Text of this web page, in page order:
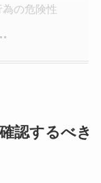
の危険性
認するべき